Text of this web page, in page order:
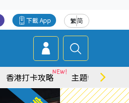
繁简
下載 App
香港打卡攻略 主題特集